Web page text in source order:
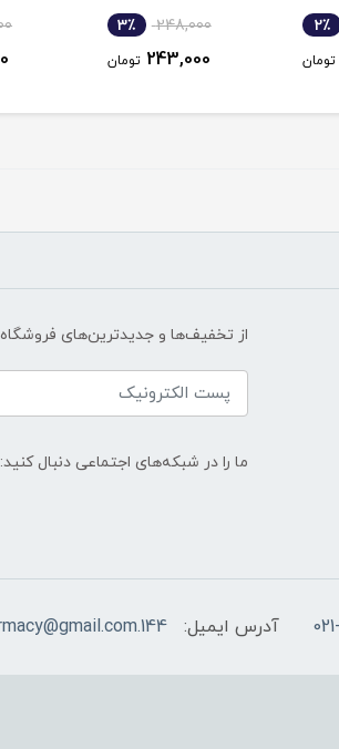
2٪
تومان
248,000 3٪
243,000 تومان
از تخفیف‌ها و جدیدترین‌های فروشگاه
ما را در شبکه‌های اجتماعی دنبال کنید:
آدرس ایمیل: 144.parsinpharmacy@gmail.com